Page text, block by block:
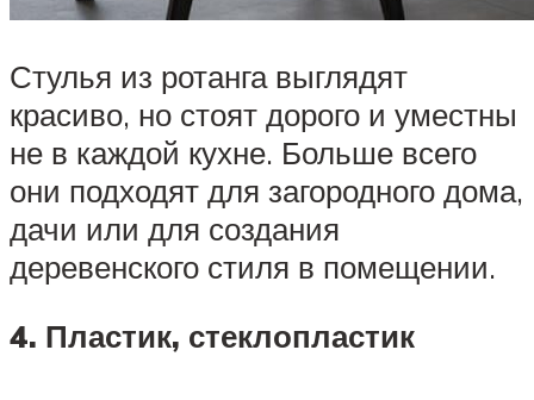
Стулья из ротанга выглядят
красиво, но стоят дорого и уместны
не в каждой кухне. Больше всего
они подходят для загородного дома,
дачи или для создания
деревенского стиля в помещении.
4. Пластик, стеклопластик